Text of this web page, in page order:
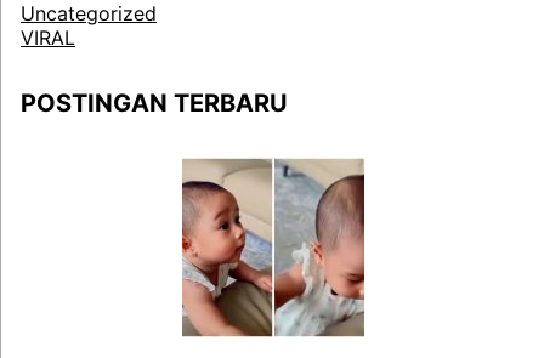
Uncategorized
VIRAL
POSTINGAN TERBARU